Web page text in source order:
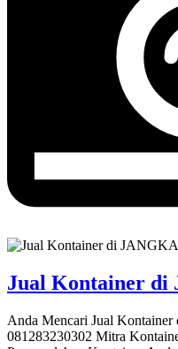
Jual Kontainer di
Anda Mencari Jual
081283230302 Mitra